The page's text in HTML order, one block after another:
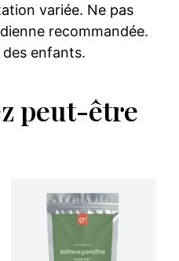
variée. Ne pas
recommandée.
enfants.
peut-être